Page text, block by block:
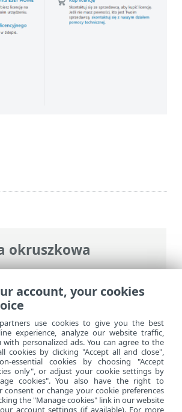
okruszkowa
ESET>ESET NOD32
produktu
internetową dla
account, your cookies
use cookies to give you the best
experience, analyze our website traffic,
with personalized ads. You can agree to the
cookies by clicking "Accept all and close",
essential cookies by choosing "Accept
only", or adjust your cookie settings by
cookies". You also have the right to
consent or change your cookie preferences
the "Manage cookies" link in our website
account settings (if available). For more